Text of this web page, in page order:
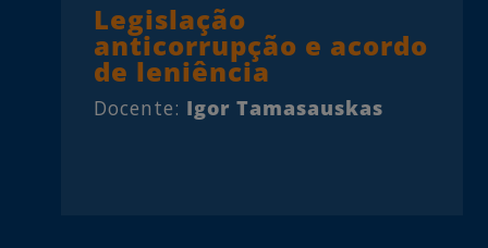
Legislação
anticorrupção e acordo
de leniência
Docente: Igor Tamasauskas